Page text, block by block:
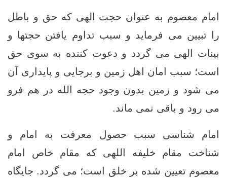
امام معصوم به عنوان حجت الهی که حق و باطل
را تبیین می فرماید و سبب تداوم یافتن حجتها و
بینات الهی می گردد و دعوت کننده به سوی حق
است؛ سبب امان اهل زمین و برجایی و پایداری آن
می شود و زمین بدون وجود حجه الله در هم فرو
می رود و باقی نمی ماند.
امام شناسی سبب حصول معرفت به امام و
شناخت مقام خلیفه اللهی که مقام خاص امام
معصوم تعیین شده بر خلق است؛ می گردد. جایگاه